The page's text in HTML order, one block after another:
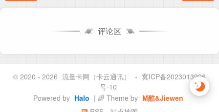
评论区
© 2020 - 2026 流量卡网（卡云通讯） - 冀ICP备2023013996
号-10
Powered by Halo | 🌈 Theme by M酷&Jiewen